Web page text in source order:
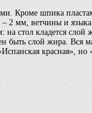
Кроме шпика
2 мм, ветчины и
на стол кладется
слой жира. Вся
красная»,